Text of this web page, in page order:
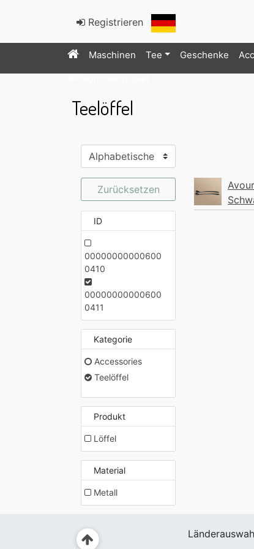
Registrieren
Maschinen Tee Geschenke
Teelöffel
Zurücksetzen
ID
00000000000600
0410
00000000000600
0411
Kategorie
Accessories
Teelöffel
Produkt
Löffel
Material
Metall